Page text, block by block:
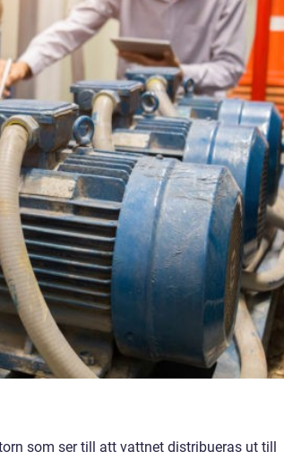
som ser till att vattnet distribueras ut till